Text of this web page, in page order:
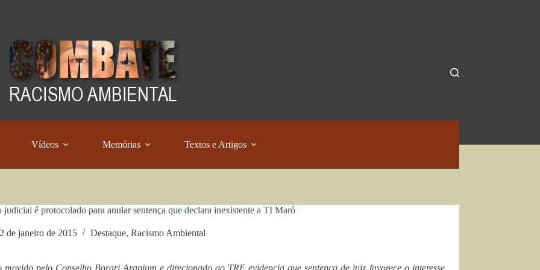
Vídeos Memórias Textos e Artigos
judicial é protocolado para anular sentença que declara inexistente a TI Maró
de janeiro de 2015 Destaque, Racismo Ambiental
movido pelo Conselho Borari Arapium e direcionado ao TRF evidencia que sentença de juiz favorece o interesse